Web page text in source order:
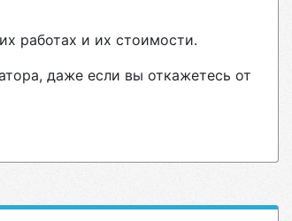
работах и их стоимости.
даже если вы откажетесь от